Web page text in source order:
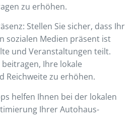
zu erhöhen.
Stellen Sie sicher, dass Ihr
sozialen Medien präsent ist
und Veranstaltungen teilt.
Ihre lokale
Reichweite zu erhöhen.
helfen Ihnen bei der lokalen
Ihrer Autohaus-